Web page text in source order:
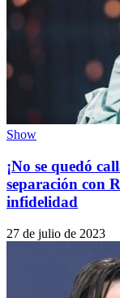
Show
¡No se quedó
separación con
infidelidad
27 de julio de 2023